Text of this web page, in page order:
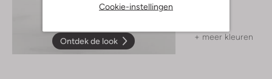
Cookie-instellingen
Ontdek de look + meer kleuren